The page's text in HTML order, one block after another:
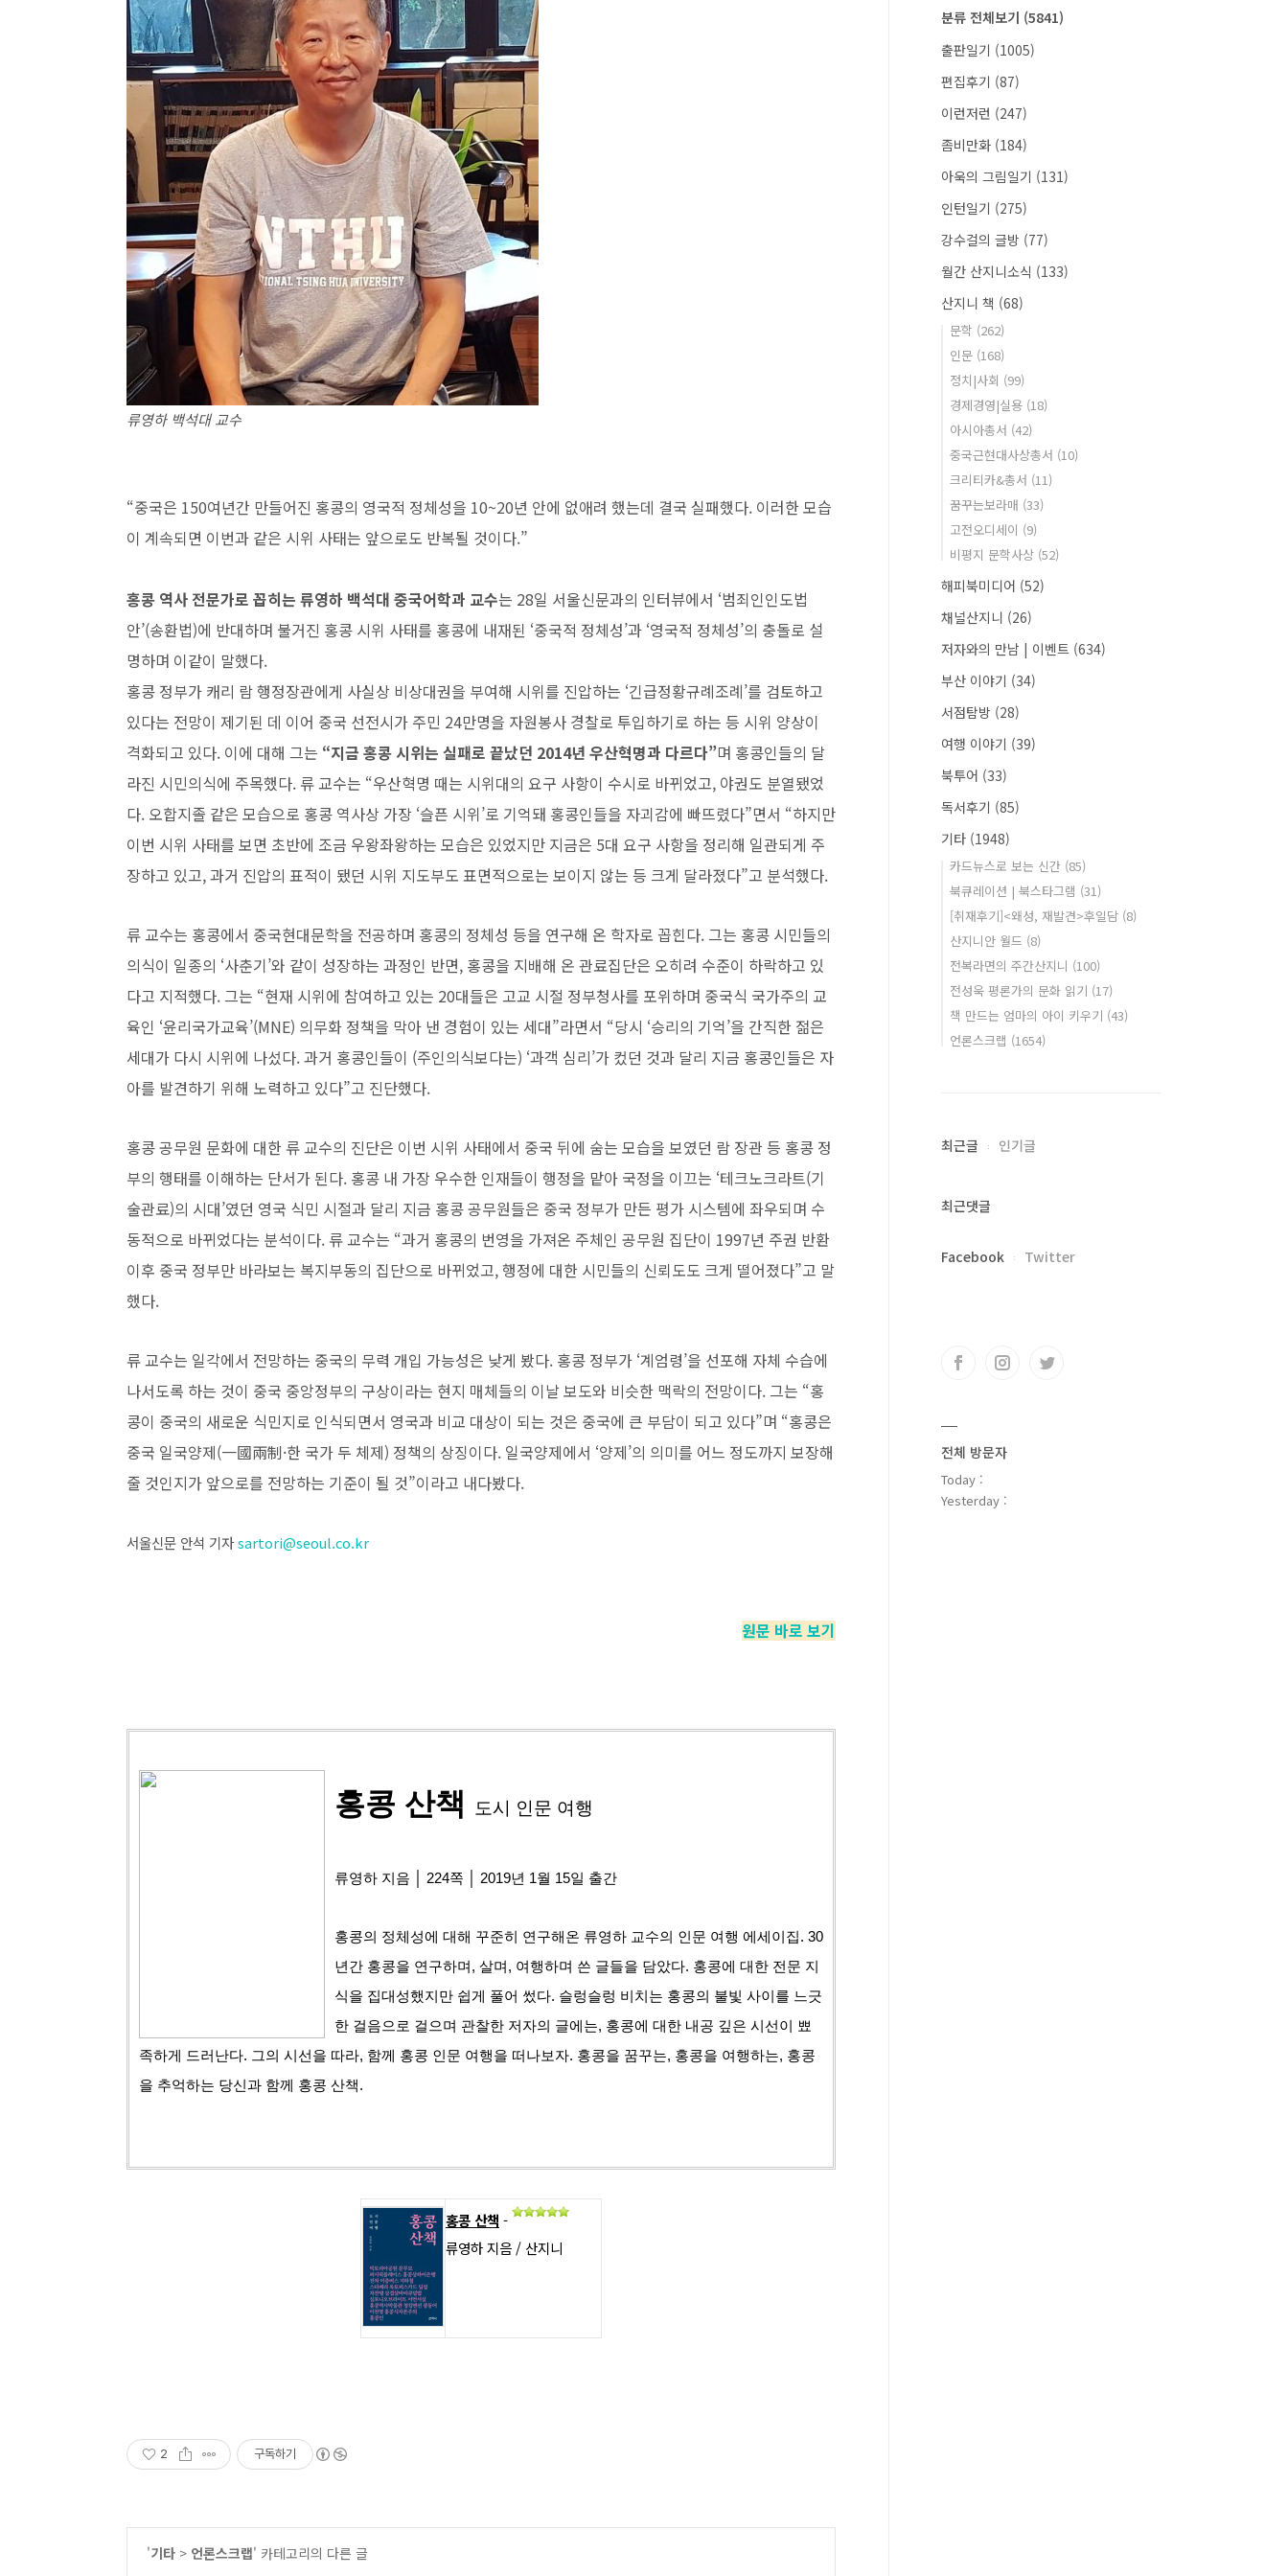
류영하 백석대 교수
“중국은 150여년간 만들어진 홍콩의 영국적 정체성을 10~20년 안에 없애려 했는데 결국 실패했다. 이러한 모습
이 계속되면 이번과 같은 시위 사태는 앞으로도 반복될 것이다.”
홍콩 역사 전문가로 꼽히는 류영하 백석대 중국어학과 교수는 28일 서울신문과의 인터뷰에서 ‘범죄인인도법
안’(송환법)에 반대하며 불거진 홍콩 시위 사태를 홍콩에 내재된 ‘중국적 정체성’과 ‘영국적 정체성’의 충돌로 설
명하며 이같이 말했다.
홍콩 정부가 캐리 람 행정장관에게 사실상 비상대권을 부여해 시위를 진압하는 ‘긴급정황규례조례’를 검토하고
있다는 전망이 제기된 데 이어 중국 선전시가 주민 24만명을 자원봉사 경찰로 투입하기로 하는 등 시위 양상이
격화되고 있다. 이에 대해 그는 “지금 홍콩 시위는 실패로 끝났던 2014년 우산혁명과 다르다”며 홍콩인들의 달
라진 시민의식에 주목했다. 류 교수는 “우산혁명 때는 시위대의 요구 사항이 수시로 바뀌었고, 야권도 분열됐었
다. 오합지졸 같은 모습으로 홍콩 역사상 가장 ‘슬픈 시위’로 기억돼 홍콩인들을 자괴감에 빠뜨렸다”면서 “하지만
이번 시위 사태를 보면 초반에 조금 우왕좌왕하는 모습은 있었지만 지금은 5대 요구 사항을 정리해 일관되게 주
장하고 있고, 과거 진압의 표적이 됐던 시위 지도부도 표면적으로는 보이지 않는 등 크게 달라졌다”고 분석했다.
류 교수는 홍콩에서 중국현대문학을 전공하며 홍콩의 정체성 등을 연구해 온 학자로 꼽힌다. 그는 홍콩 시민들의
의식이 일종의 ‘사춘기’와 같이 성장하는 과정인 반면, 홍콩을 지배해 온 관료집단은 오히려 수준이 하락하고 있
다고 지적했다. 그는 “현재 시위에 참여하고 있는 20대들은 고교 시절 정부청사를 포위하며 중국식 국가주의 교
육인 ‘윤리국가교육’(MNE) 의무화 정책을 막아 낸 경험이 있는 세대”라면서 “당시 ‘승리의 기억’을 간직한 젊은
세대가 다시 시위에 나섰다. 과거 홍콩인들이 (주인의식보다는) ‘과객 심리’가 컸던 것과 달리 지금 홍콩인들은 자
아를 발견하기 위해 노력하고 있다”고 진단했다.
홍콩 공무원 문화에 대한 류 교수의 진단은 이번 시위 사태에서 중국 뒤에 숨는 모습을 보였던 람 장관 등 홍콩 정
부의 행태를 이해하는 단서가 된다. 홍콩 내 가장 우수한 인재들이 행정을 맡아 국정을 이끄는 ‘테크노크라트(기
술관료)의 시대’였던 영국 식민 시절과 달리 지금 홍콩 공무원들은 중국 정부가 만든 평가 시스템에 좌우되며 수
동적으로 바뀌었다는 분석이다. 류 교수는 “과거 홍콩의 번영을 가져온 주체인 공무원 집단이 1997년 주권 반환
이후 중국 정부만 바라보는 복지부동의 집단으로 바뀌었고, 행정에 대한 시민들의 신뢰도도 크게 떨어졌다”고 말
했다.
류 교수는 일각에서 전망하는 중국의 무력 개입 가능성은 낮게 봤다. 홍콩 정부가 ‘계엄령’을 선포해 자체 수습에
나서도록 하는 것이 중국 중앙정부의 구상이라는 현지 매체들의 이날 보도와 비슷한 맥락의 전망이다. 그는 “홍
콩이 중국의 새로운 식민지로 인식되면서 영국과 비교 대상이 되는 것은 중국에 큰 부담이 되고 있다”며 “홍콩은
중국 일국양제(一國兩制·한 국가 두 체제) 정책의 상징이다. 일국양제에서 ‘양제’의 의미를 어느 정도까지 보장해
줄 것인지가 앞으로를 전망하는 기준이 될 것”이라고 내다봤다.
서울신문 안석 기자sartori@seoul.co.kr
원문 바로 보기
홍콩 산책 도시 인문 여행
류영하 지음 │ 224쪽 │ 2019년 1월 15일 출간
홍콩의 정체성에 대해 꾸준히 연구해온 류영하 교수의 인문 여행 에세이집. 30
년간 홍콩을 연구하며, 살며, 여행하며 쓴 글들을 담았다. 홍콩에 대한 전문 지
식을 집대성했지만 쉽게 풀어 썼다. 슬렁슬렁 비치는 홍콩의 불빛 사이를 느긋
한 걸음으로 걸으며 관찰한 저자의 글에는, 홍콩에 대한 내공 깊은 시선이 뾰
족하게 드러난다. 그의 시선을 따라, 함께 홍콩 인문 여행을 떠나보자. 홍콩을 꿈꾸는, 홍콩을 여행하는, 홍콩
을 추억하는 당신과 함께 홍콩 산책.
홍콩 산책 -
류영하 지음 / 산지니
2 구독하기
'기타 > 언론스크랩' 카테고리의 다른 글
분류 전체보기 (5841)
출판일기 (1005)
편집후기 (87)
이런저런 (247)
좀비만화 (184)
아욱의 그림일기 (131)
인턴일기 (275)
강수걸의 글방 (77)
월간 산지니소식 (133)
산지니 책 (68)
문학 (262)
인문 (168)
정치|사회 (99)
경제경영|실용 (18)
아시아총서 (42)
중국근현대사상총서 (10)
크리티카&총서 (11)
꿈꾸는보라매 (33)
고전오디세이 (9)
비평지 문학사상 (52)
해피북미디어 (52)
채널산지니 (26)
저자와의 만남 | 이벤트 (634)
부산 이야기 (34)
서점탐방 (28)
여행 이야기 (39)
북투어 (33)
독서후기 (85)
기타 (1948)
카드뉴스로 보는 신간 (85)
북큐레이션 | 북스타그램 (31)
[취재후기]<왜성, 재발견>후일담 (8)
산지니안 월드 (8)
전복라면의 주간산지니 (100)
전성욱 평론가의 문화 읽기 (17)
책 만드는 엄마의 아이 키우기 (43)
언론스크랩 (1654)
최근글 인기글
최근댓글
Facebook Twitter
전체 방문자
Today :
Yesterday :